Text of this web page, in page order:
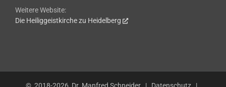
Weitere Website:
Die Heiliggeistkirche zu Heidelberg